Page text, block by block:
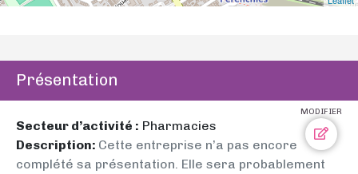
Présentation
MODIFIER
Secteur d’activité : Pharmacies
Description: Cette entreprise n’a pas encore
complété sa présentation. Elle sera probablement